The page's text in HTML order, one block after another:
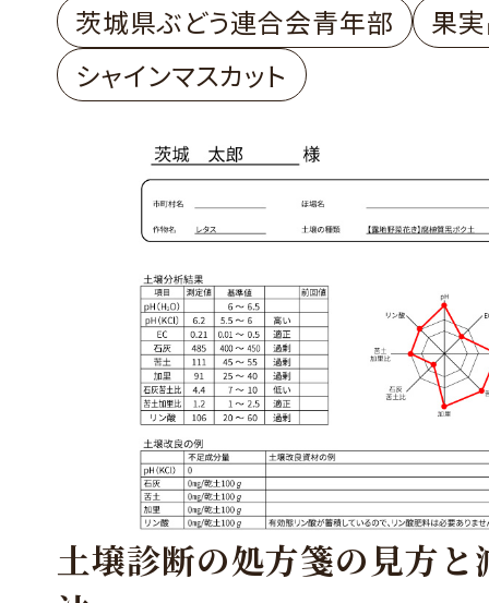
茨城県ぶどう連合会青年部
果
シャインマスカット
土壌診断の処方箋の見方と